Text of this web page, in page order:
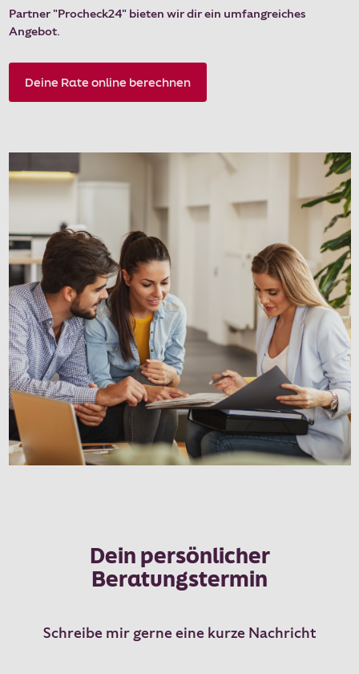
Partner "Procheck24" bieten wir dir ein umfangreiches
Angebot.
Deine Rate online berechnen
Dein persönlicher
Beratungstermin
Schreibe mir gerne eine kurze Nachricht